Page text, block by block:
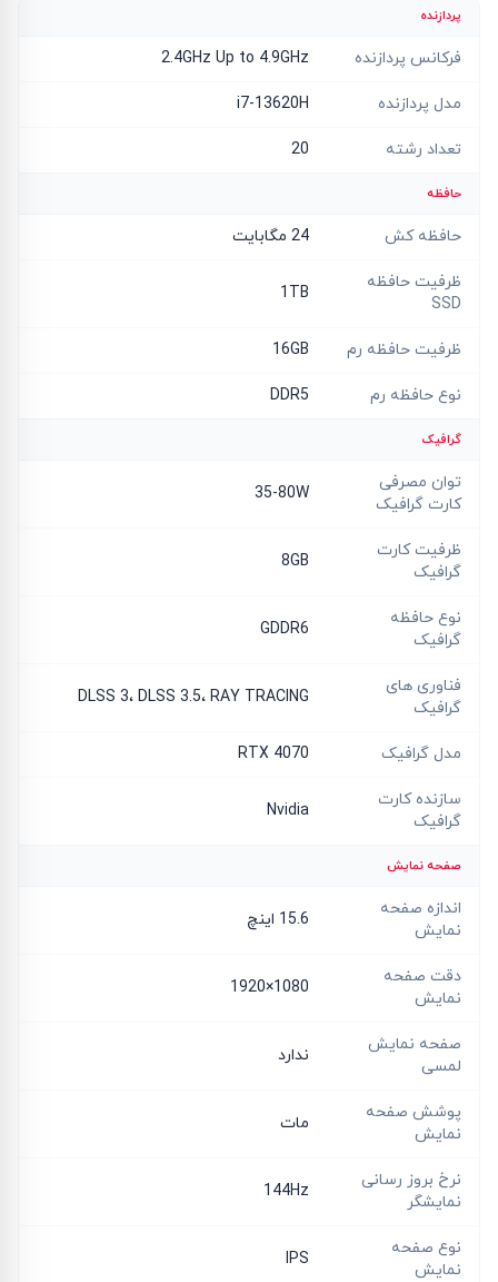
پردازنده
فرکانس پردازنده 2.4GHz Up to 4.9GHz
مدل پردازنده i7-13620H
تعداد رشته 20
حافظه
حافظه کش 24 مگابایت
ظرفیت حافظه
SSD
1TB
ظرفیت حافظه رم 16GB
نوع حافظه رم DDR5
گرافیک
توان مصرفی
کارت گرافیک
35-80W
ظرفیت کارت
گرافیک
8GB
نوع حافظه
گرافیک
GDDR6
فناوری های
گرافیک
DLSS 3، DLSS 3.5، RAY TRACING
مدل گرافیک RTX 4070
سازنده کارت
گرافیک
Nvidia
صفحه نمایش
اندازه صفحه
نمایش
15.6 اینچ
دقت صفحه
نمایش
1080×1920
صفحه نمایش
لمسی
ندارد
پوشش صفحه
نمایش
مات
نرخ بروز رسانی
نمایشگر
144Hz
نوع صفحه
نمایش
IPS